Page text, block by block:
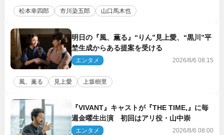
松本幸四郎 市川染五郎 山口馬木也
明日の『風、薫る』“りん”見上愛、“黒川”平
埜生成からある提案を受ける
エンタメ 2026/8/6 08:15
風、薫る 見上愛 上坂樹里
『VIVANT』キャストが『THE TIME,』に毎
週金曜生出演 初回はアリ役・山中崇
エンタメ 2026/8/6 08:00